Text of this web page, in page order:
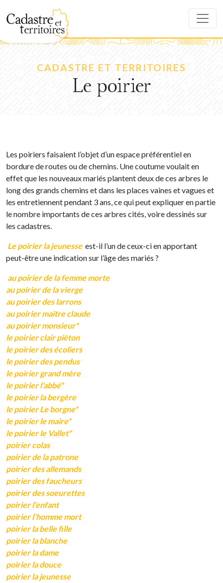
CADASTRE ET TERRITOIRES
Le poirier
Les poiriers faisaient l’objet d’un espace préférentiel en
bordure de routes ou de chemins. Une coutume voulait en
effet que les nouveaux mariés plantent deux de ces arbres le
long des grands chemins et dans les places vaines et vagues et
les entretiennent pendant 3 ans, ce qui peut expliquer en partie
le nombre importants de ces arbres cités, voire dessinés sur
les cadastres.
Le poirier la jeunesse est-il l’un de ceux-ci en apportant
peut-être une indication sur l’âge des mariés ?
au poirier de la femme morte
au poirier de la vierge
au poirier des larrons
au poirier maitre claude
au poirier monsieur*
le poirier clair pièton
le poirier des écoliers
le poirier des pendus
le poirier grand mère
le poirier l’abbé*
le poirier la bergère
le poirier Le borgne*
le poirier le maire*
le poirier le Vallet*
poirier colas
poirier de la patrone
poirier des allemands
poirier des faucheurs
poirier des soeurettes
poirier l’enfant
poirier l’homme mort
poirier la belle fille
poirier la blanche
poirier la dame
poirier la douce
poirier la jeunesse